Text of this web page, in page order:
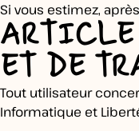
Si vous estimez,
ARTICLE
ET DE
Tout utilisateur
Informatique et